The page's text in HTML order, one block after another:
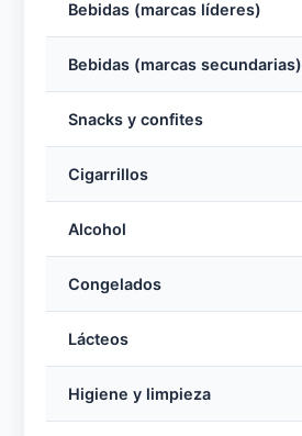
Bebidas (marcas líderes)
Bebidas (marcas secundarias)
Snacks y confites
Cigarrillos
Alcohol
Congelados
Lácteos
Higiene y limpieza